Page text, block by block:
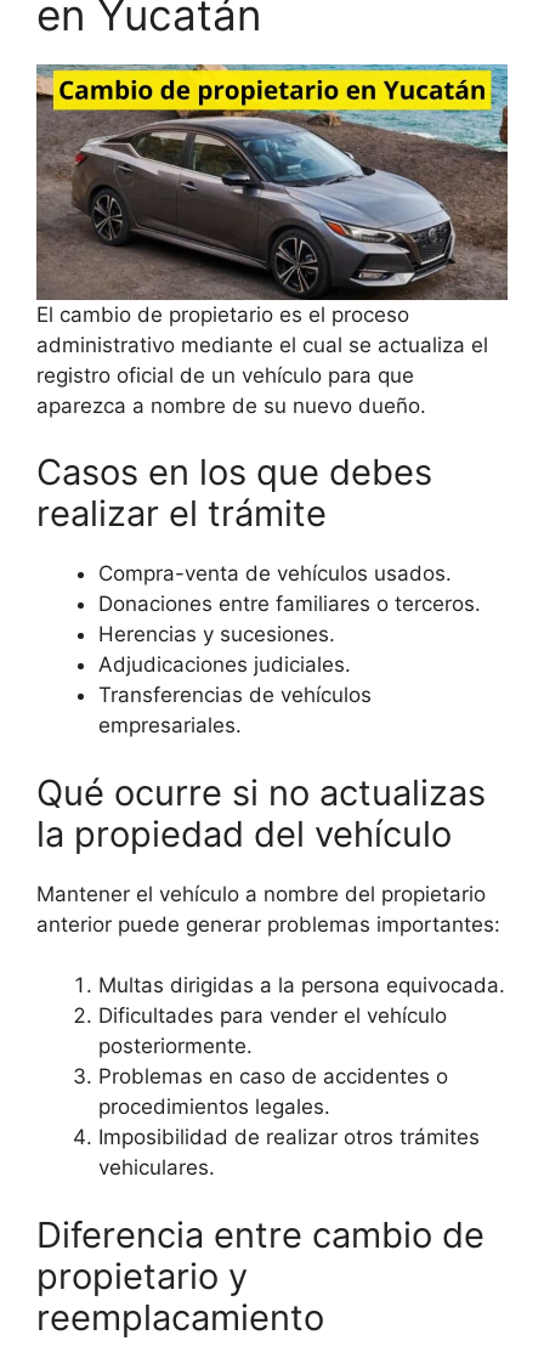
en Yucatán
El cambio de propietario es el proceso
administrativo mediante el cual se actualiza el
registro oficial de un vehículo para que
aparezca a nombre de su nuevo dueño.
Casos en los que debes
realizar el trámite
Compra-venta de vehículos usados.
Donaciones entre familiares o terceros.
Herencias y sucesiones.
Adjudicaciones judiciales.
Transferencias de vehículos
empresariales.
Qué ocurre si no actualizas
la propiedad del vehículo
Mantener el vehículo a nombre del propietario
anterior puede generar problemas importantes:
Multas dirigidas a la persona equivocada.
Dificultades para vender el vehículo
posteriormente.
Problemas en caso de accidentes o
procedimientos legales.
Imposibilidad de realizar otros trámites
vehiculares.
Diferencia entre cambio de
propietario y
reemplacamiento